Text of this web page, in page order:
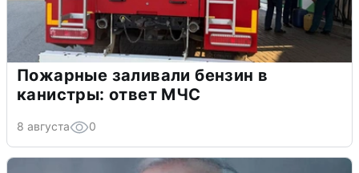
Пожарные заливали бензин в
канистры: ответ МЧС
8 августа 0